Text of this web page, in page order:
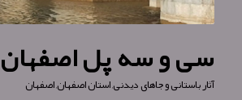
سی و سه پل اصفهان
آثار باستانی و جاهای دیدنی,استان اصفهان,اصفهان